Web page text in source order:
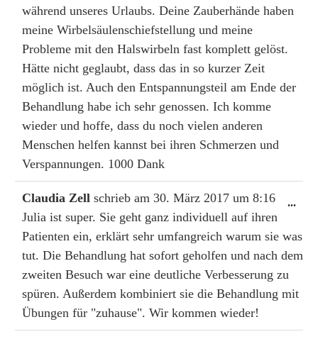
während unseres Urlaubs. Deine Zauberhände haben
meine Wirbelsäulenschiefstellung und meine
Probleme mit den Halswirbeln fast komplett gelöst.
Hätte nicht geglaubt, dass das in so kurzer Zeit
möglich ist. Auch den Entspannungsteil am Ende der
Behandlung habe ich sehr genossen. Ich komme
wieder und hoffe, dass du noch vielen anderen
Menschen helfen kannst bei ihren Schmerzen und
Verspannungen. 1000 Dank
Claudia Zell schrieb am 30. März 2017 um 8:16
Julia ist super. Sie geht ganz individuell auf ihren
Patienten ein, erklärt sehr umfangreich warum sie was
tut. Die Behandlung hat sofort geholfen und nach dem
zweiten Besuch war eine deutliche Verbesserung zu
spüren. Außerdem kombiniert sie die Behandlung mit
Übungen für "zuhause". Wir kommen wieder!
...